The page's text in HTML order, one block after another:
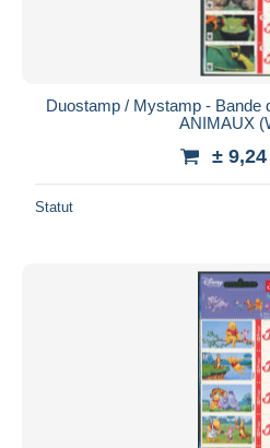
Duostamp / Mystamp - Bande
ANIMAUX
±
Statut